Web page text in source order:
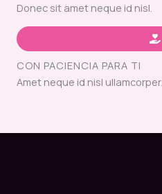
Donec sit amet neque id nisl.
CON PACIENCIA PARA TI
Amet neque id nisl ullamcorper.